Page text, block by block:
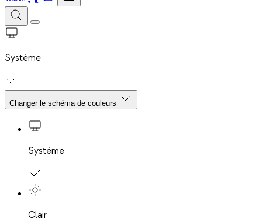
Système
Changer le schéma de couleurs
Système
Clair